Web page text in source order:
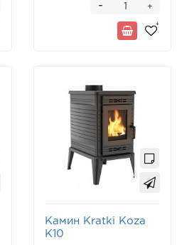
+
-
Камин Kratki Koza
K10